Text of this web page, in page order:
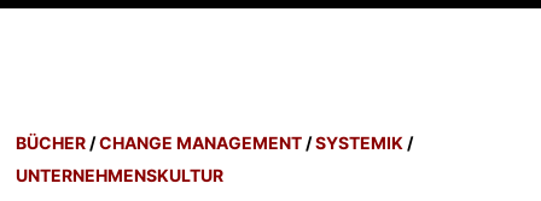
BÜCHER /CHANGE MANAGEMENT /SYSTEMIK /
UNTERNEHMENSKULTUR